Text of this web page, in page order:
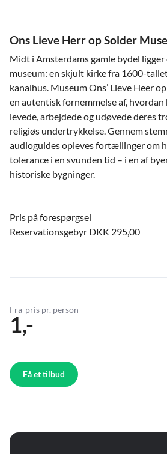
Ons Lieve Herr op Solder
Midt i Amsterdams gamle bydel
museum: en skjult kirke fra 1600-
kanalhus. Museum Ons’ Lieve Heer
en autentisk fornemmelse af,
levede, arbejdede og udøvede deres
religiøs undertrykkelse. Gennem
audioguides opleves fortællinger om
tolerance i en svunden tid – i en af
historiske bygninger.
Pris på forespørgsel
Reservationsgebyr DKK 295,00
Fra-pris pr. person
1,-
Få et tilbud